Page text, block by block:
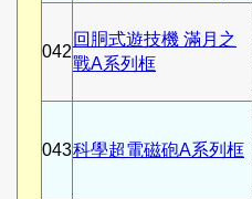
042
回胴式遊技機 滿月之
戰A系列框
043科學超電磁砲A系列框